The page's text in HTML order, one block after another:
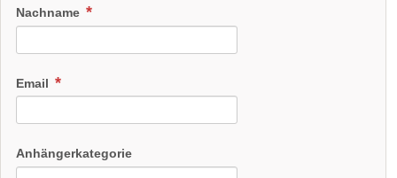
Nachname
Email
Anhängerkategorie